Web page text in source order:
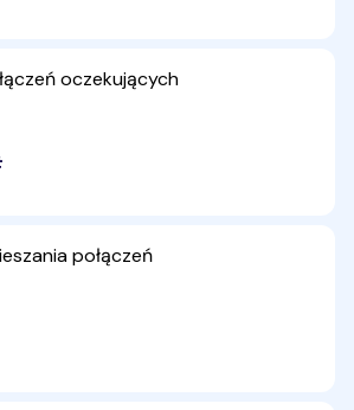
oczekujących
połączeń